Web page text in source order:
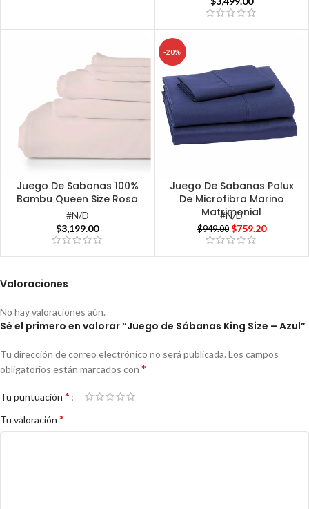
Juego De Sabanas 100%
Bambu Queen Size Rosa
#N/D
$3,199.00
-20%
Juego De Sabanas Polux
De Microfibra Marino
Matrimonial
#N/D
$949.00 $759.20
Valoraciones
No hay valoraciones aún.
Sé el primero en valorar “Juego de Sábanas King Size – Azul”
Tu dirección de correo electrónico no será publicada. Los campos
obligatorios están marcados con *
Tu puntuación *
Tu valoración *